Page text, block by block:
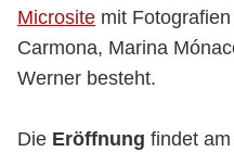
Microsite mit
Carmona, Marina
Werner besteht.
Die Eröffnung findet